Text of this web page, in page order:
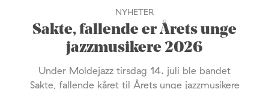
NYHETER
Sakte, fallende er Årets unge
jazzmusikere 2026
Under Moldejazz tirsdag 14. juli ble bandet
Sakte, fallende kåret til Årets unge jazzmusikere